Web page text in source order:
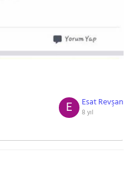
Esat Revşan
8 yıl
E